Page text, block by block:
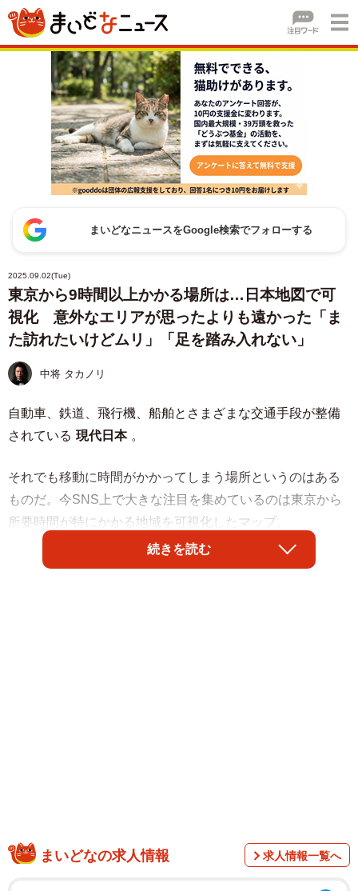
まいどなニュースをGoogle検索でフォローする
2025.09.02(Tue)
東京から9時間以上かかる場所は…日本地図で可
視化 意外なエリアが思ったよりも遠かった「ま
た訪れたいけどムリ」「足を踏み入れない」
中将 タカノリ
自動車、鉄道、飛行機、船舶とさまざまな交通手段が整備
されている 現代日本 。
それでも移動に時間がかかってしまう場所というのはある
ものだ。今SNS上で大きな注目を集めているのは東京から
所要時間が特にかかる地域を可視化したマップ。
続きを読む
まいどなの求人情報 求人情報一覧へ